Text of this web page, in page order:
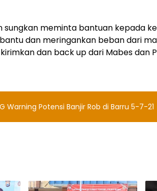
sungkan meminta bantuan kepada
dan meringankan beban dari
dan back up dari Mabes dan
Warning Potensi Banjir Rob di Barru 5-7-21